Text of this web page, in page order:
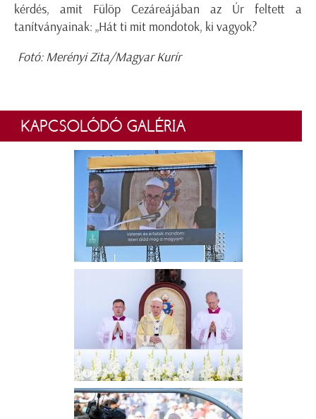
kérdés, amit Fülöp Cezáreájában az Úr feltett a
tanítványainak: „Hát ti mit mondotok, ki vagyok?
Fotó: Merényi Zita/Magyar Kurír
KAPCSOLÓDÓ GALÉRIA